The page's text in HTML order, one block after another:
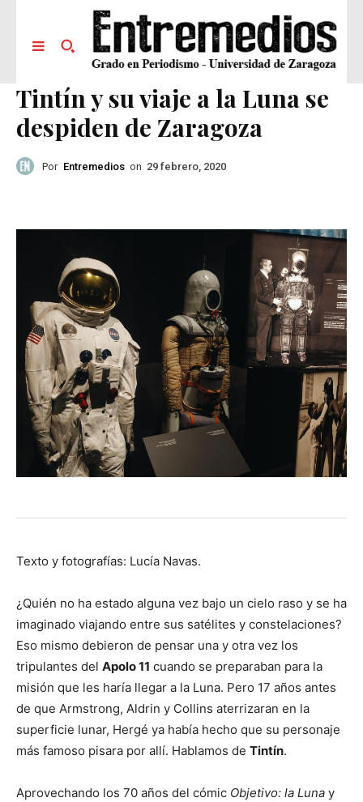
Tintín y su viaje a la Luna se
despiden de Zaragoza
Por Entremedios on 29 febrero, 2020
Texto y fotografías: Lucía Navas.
¿Quién no ha estado alguna vez bajo un cielo raso y se ha
imaginado viajando entre sus satélites y constelaciones?
Eso mismo debieron de pensar una y otra vez los
tripulantes del Apolo 11 cuando se preparaban para la
misión que les haría llegar a la Luna. Pero 17 años antes
de que Armstrong, Aldrin y Collins aterrizaran en la
superficie lunar, Hergé ya había hecho que su personaje
más famoso pisara por allí. Hablamos de Tintín.
Aprovechando los 70 años del cómic Objetivo: la Luna y